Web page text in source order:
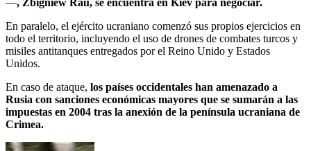
En paralelo, el ejército ucraniano comenzó sus propios ejercicios en
todo el territorio, incluyendo el uso de drones de combates turcos y
misiles antitanques entregados por el Reino Unido y Estados
Unidos.
En caso de ataque, los países occidentales han amenazado a
Rusia con sanciones económicas mayores que se sumarán a las
impuestas en 2004 tras la anexión de la península ucraniana de
Crimea.